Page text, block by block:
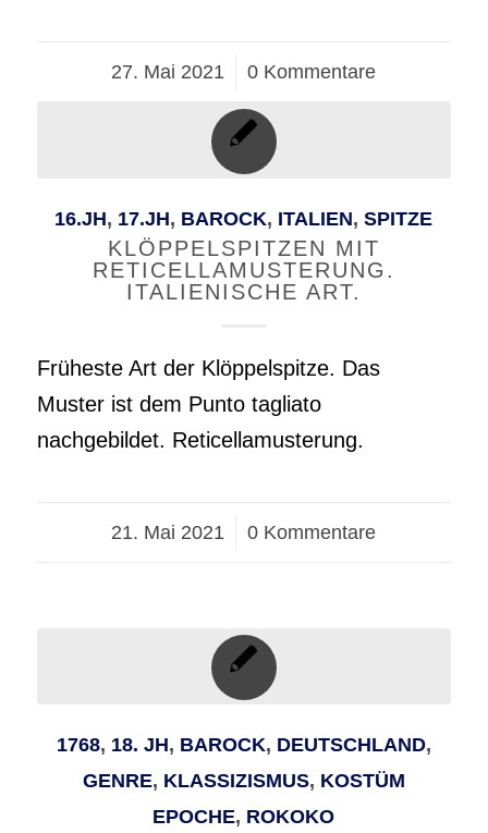
27. Mai 2021
/ 0 Kommentare
16.JH, 17.JH, BAROCK, ITALIEN,SPITZE
KLÖPPELSPITZEN MIT
RETICELLAMUSTERUNG.
ITALIENISCHE ART.
Früheste Art der Klöppelspitze. Das
Muster ist dem Punto tagliato
nachgebildet. Reticellamusterung.
21. Mai 2021
/ 0 Kommentare
1768, 18. JH, BAROCK, DEUTSCHLAND,
GENRE, KLASSIZISMUS, KOSTÜM
EPOCHE, ROKOKO